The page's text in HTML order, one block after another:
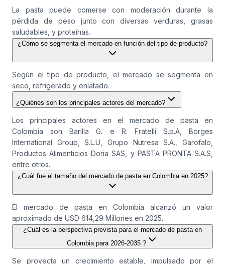
La pasta puede comerse con moderación durante la
pérdida de peso junto con diversas verduras, grasas
saludables, y proteínas.
¿Cómo se segmenta el mercado en función del tipo de producto?
Según el tipo de producto, el mercado se segmenta en
seco, refrigerado y enlatado.
¿Quiénes son los principales actores del mercado?
Los principales actores en el mercado de pasta en
Colombia son Barilla G. e R. Fratelli S.p.A, Borges
International Group, S.L.U, Grupo Nutresa S.A., Garofalo,
Productos Alimenticios Doria SAS, y PASTA PRONTA S.A.S,
entre otros.
¿Cuál fue el tamaño del mercado de pasta en Colombia en 2025?
El mercado de pasta en Colombia alcanzó un valor
aproximado de USD 614,29 Millones en 2025.
¿Cuál es la perspectiva prevista para el mercado de pasta en
Colombia para 2026-2035 ?
Se proyecta un crecimiento estable, impulsado por el